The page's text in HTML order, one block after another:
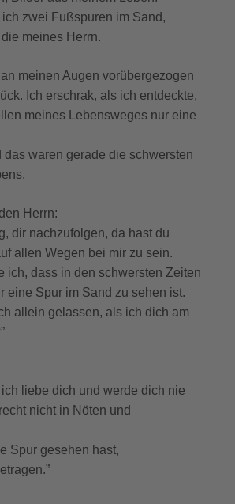
zwei Fußspuren im Sand,
meines Herrn.
meinen Augen vorübergezogen
Ich erschrak, als ich entdeckte,
meines Lebensweges nur eine
das waren gerade die schwersten
Herrn:
dir nachzufolgen, da hast du
allen Wegen bei mir zu sein.
ich, dass in den schwersten Zeiten
eine Spur im Sand zu sehen ist.
allein gelassen, als ich dich am
liebe dich und werde dich nie
nicht in Nöten und
Spur gesehen hast,